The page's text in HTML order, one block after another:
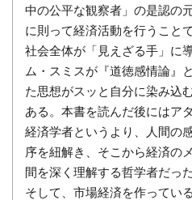
中の公平な観察者」の是認の
に則って経済活動を行うこと
社会全体が「見えざる手」に
ム・スミスが『道徳感情論』
た思想がスッと自分に染み込
ある。本書を読んだ後にはア
経済学者というより、人間の
序を紐解き、そこから経済の
間を深く理解する哲学者だっ
そして、市場経済を作ってい